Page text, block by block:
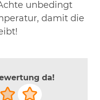
unbedingt
damit die
da!